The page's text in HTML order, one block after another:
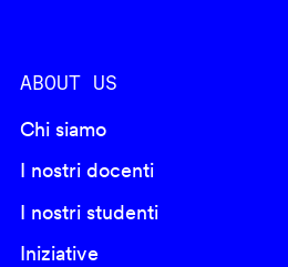
ABOUT US
Chi siamo
I nostri docenti
I nostri studenti
Iniziative